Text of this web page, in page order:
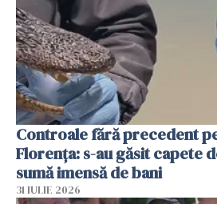
Controale fără precedent
Florența: s-au găsit capete
sumă imensă de bani
31 IULIE 2026